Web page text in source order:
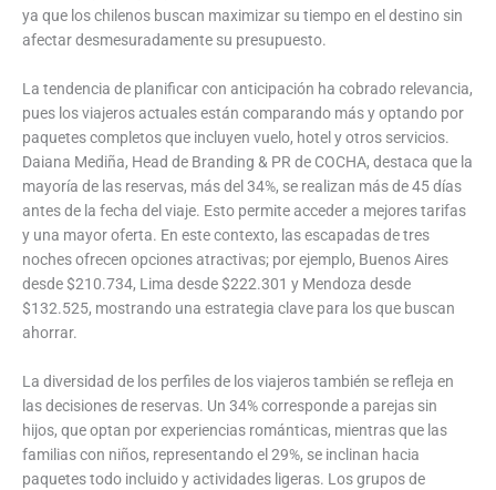
ya que los chilenos buscan maximizar su tiempo en el destino sin
afectar desmesuradamente su presupuesto.
La tendencia de planificar con anticipación ha cobrado relevancia,
pues los viajeros actuales están comparando más y optando por
paquetes completos que incluyen vuelo, hotel y otros servicios.
Daiana Mediña, Head de Branding & PR de COCHA, destaca que la
mayoría de las reservas, más del 34%, se realizan más de 45 días
antes de la fecha del viaje. Esto permite acceder a mejores tarifas
y una mayor oferta. En este contexto, las escapadas de tres
noches ofrecen opciones atractivas; por ejemplo, Buenos Aires
desde $210.734, Lima desde $222.301 y Mendoza desde
$132.525, mostrando una estrategia clave para los que buscan
ahorrar.
La diversidad de los perfiles de los viajeros también se refleja en
las decisiones de reservas. Un 34% corresponde a parejas sin
hijos, que optan por experiencias románticas, mientras que las
familias con niños, representando el 29%, se inclinan hacia
paquetes todo incluido y actividades ligeras. Los grupos de